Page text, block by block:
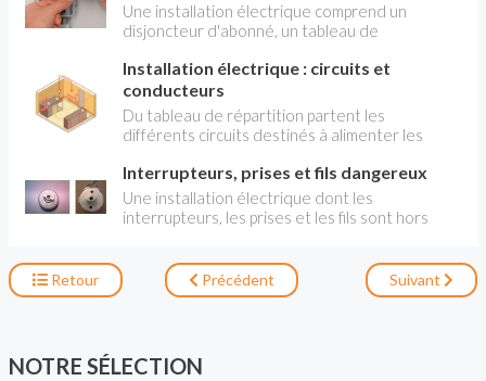
Une installation électrique comprend un
disjoncteur d'abonné, un tableau de
circuits. Tout ce dispositif sert à fournir ou à
mettre à disposition du courant électrique à un
certain nombre d'équipement : interrupteur,
prises, boîte de dérivation. VOIR AUSSI :
INSTALLATION ÉLECTRIQUE : DISJONCTEUR
PRINCIPAL ET TABLEAU DE RÉPARTITION
VOIR AUSSI : INSTALLATION ÉLECTRIQUE :
CIRCUITS ET CONDUCTEURS
Installation électrique : circuits et
conducteurs
Du tableau de répartition partent les
différents circuits destinés à alimenter les
exigeant une alimentation et un raccordement
directs. Chaque circuit est protégé par un
disjoncteur d'ampérage adapté aux appareils
alimentés. Il en est de même pour le diamètre
Interrupteurs, prises et fils dangereux
Une installation électrique dont les
interrupteurs, les prises et les fils sont hors
sont importants. Elle doit être refait au plus vite
en adoptants des matériels aux normes .
Retour Précédent Suivant
NOTRE SÉLECTION